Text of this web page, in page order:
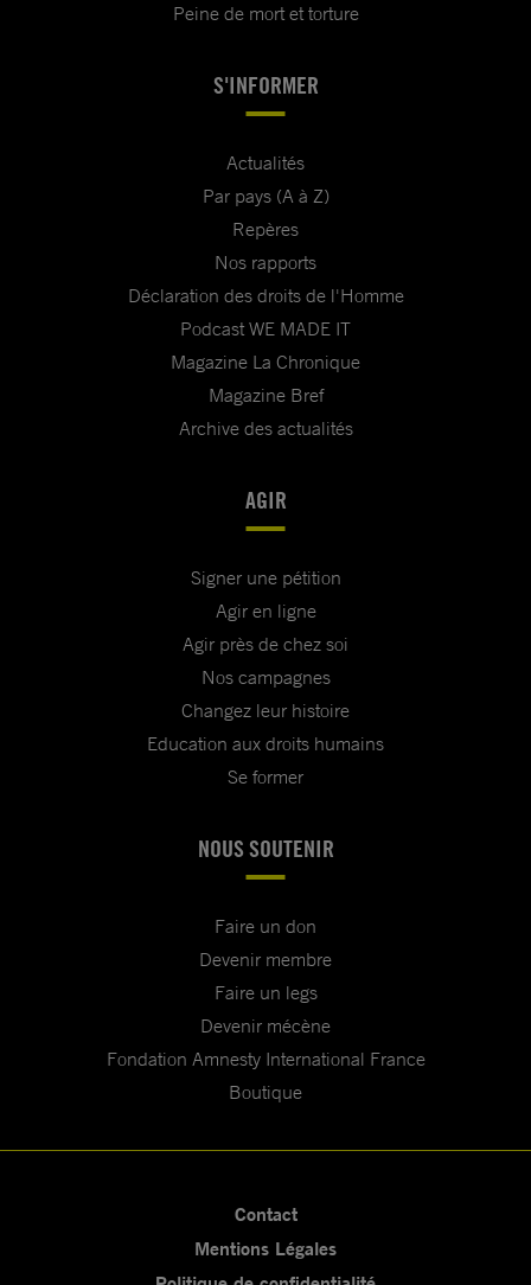
Peine de mort et torture
S'INFORMER
Actualités
Par pays (A à Z)
Repères
Nos rapports
Déclaration des droits de l'Homme
Podcast WE MADE IT
Magazine La Chronique
Magazine Bref
Archive des actualités
AGIR
Signer une pétition
Agir en ligne
Agir près de chez soi
Nos campagnes
Changez leur histoire
Education aux droits humains
Se former
NOUS SOUTENIR
Faire un don
Devenir membre
Faire un legs
Devenir mécène
Fondation Amnesty International France
Boutique
Contact
Mentions Légales